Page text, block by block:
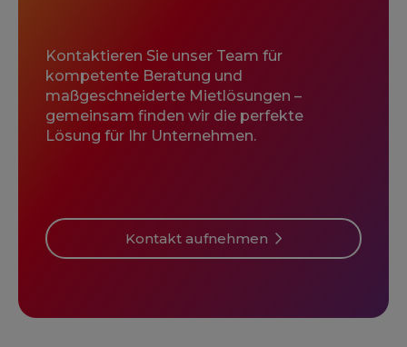
Kontaktieren Sie unser Team für
kompetente Beratung und
maßgeschneiderte Mietlösungen –
gemeinsam finden wir die perfekte
Lösung für Ihr Unternehmen.
Kontakt aufnehmen